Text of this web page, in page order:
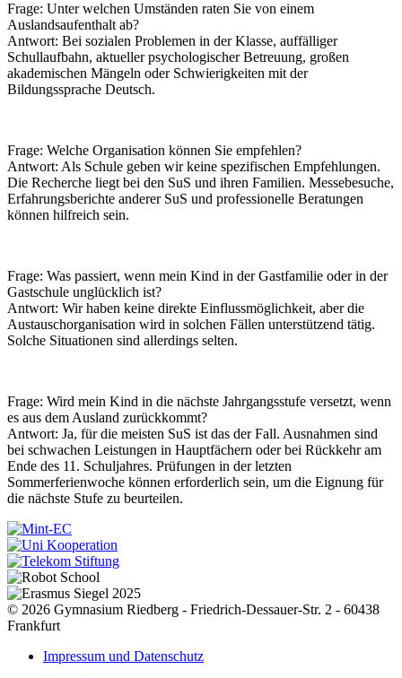
Frage: Unter welchen Umständen raten Sie von einem
Auslandsaufenthalt ab?
Antwort: Bei sozialen Problemen in der Klasse, auffälliger
Schullaufbahn, aktueller psychologischer Betreuung, großen
akademischen Mängeln oder Schwierigkeiten mit der
Bildungssprache Deutsch.
Frage: Welche Organisation können Sie empfehlen?
Antwort: Als Schule geben wir keine spezifischen Empfehlungen.
Die Recherche liegt bei den SuS und ihren Familien. Messebesuche,
Erfahrungsberichte anderer SuS und professionelle Beratungen
können hilfreich sein.
Frage: Was passiert, wenn mein Kind in der Gastfamilie oder in der
Gastschule unglücklich ist?
Antwort: Wir haben keine direkte Einflussmöglichkeit, aber die
Austauschorganisation wird in solchen Fällen unterstützend tätig.
Solche Situationen sind allerdings selten.
Frage: Wird mein Kind in die nächste Jahrgangsstufe versetzt, wenn
es aus dem Ausland zurückkommt?
Antwort: Ja, für die meisten SuS ist das der Fall. Ausnahmen sind
bei schwachen Leistungen in Hauptfächern oder bei Rückkehr am
Ende des 11. Schuljahres. Prüfungen in der letzten
Sommerferienwoche können erforderlich sein, um die Eignung für
die nächste Stufe zu beurteilen.
© 2026 Gymnasium Riedberg - Friedrich-Dessauer-Str. 2 - 60438
Frankfurt
Impressum und Datenschutz